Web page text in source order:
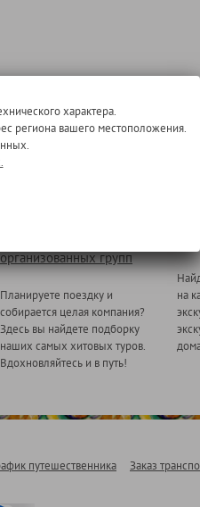
организованных групп
Планируете поездку и
собирается целая компания?
Здесь вы найдете подборку
наших самых хитовых туров.
Вдохновляйтесь и в путь!
на
путешественника Заказ
характера.
региона вашего местоположения.